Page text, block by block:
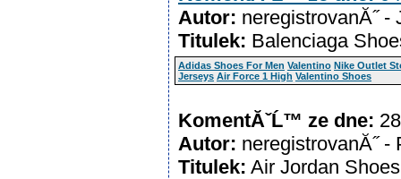
Autor: neregistrovanĂ˝
Titulek: Balenciaga
Adidas Shoes For Men Valentino Nike Outlet
Jerseys Air Force 1 High Valentino Shoes
KomentĂˇĹ™ ze dne:
Autor: neregistrovanĂ˝
Titulek: Air Jordan Shoes